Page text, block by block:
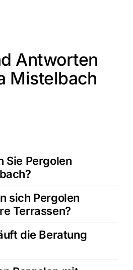
Antworten
Mistelbach
Sie Pergolen
sich Pergolen
Terrassen?
die Beratung